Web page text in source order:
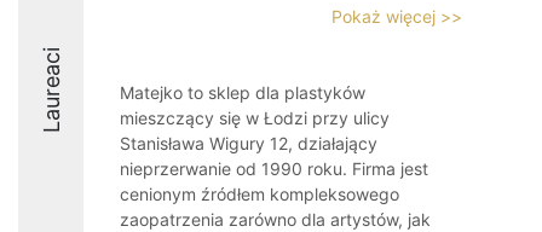
Laureaci
Pokaż więcej >>
Matejko to sklep dla plastyków
mieszczący się w Łodzi przy ulicy
Stanisława Wigury 12, działający
nieprzerwanie od 1990 roku. Firma jest
cenionym źródłem kompleksowego
zaopatrzenia zarówno dla artystów, jak